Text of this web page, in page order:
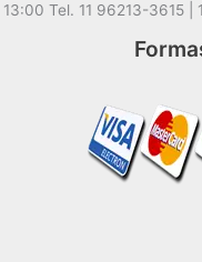
13:00 Tel. 11 96213-3615